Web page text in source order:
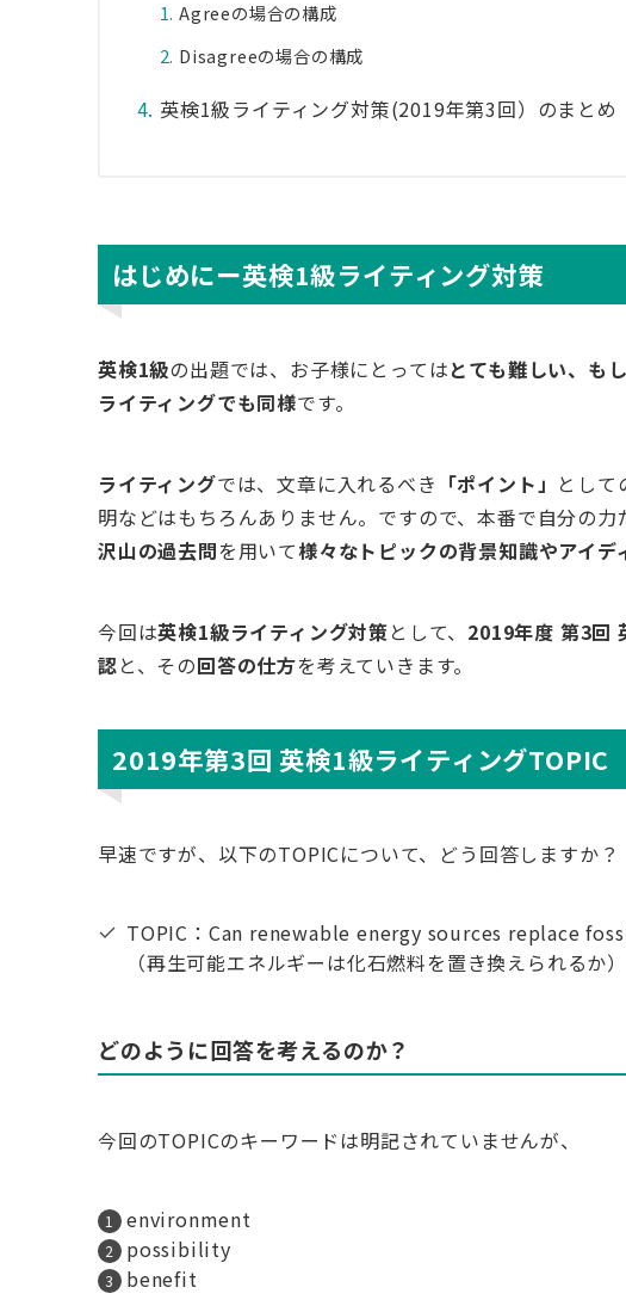
Agreeの場合の構成
Disagreeの場合の構成
英検1級ライティング対策(2019年第3回）のまとめ
はじめにー英検1級ライティング対策
英検1級の出題では、お子様にとってはとても難しい、も
ライティングでも同様です。
ライティングでは、文章に入れるべき 「ポイント」 として
明などはもちろんありません。ですので、本番で自分の
沢山の過去問を用いて様々なトピックの背景知識やアイデ
今回は英検1級ライティング対策として、 2019年度 第3回
認と、その回答の仕方を考えていきます。
2019年第3回 英検1級ライティングTOPIC
早速ですが、以下のTOPICについて、どう回答しますか？
TOPIC：Can renewable energy sources replace
（再生可能エネルギーは化石燃料を置き換えられるか）
どのように回答を考えるのか？
今回のTOPICのキーワードは明記されていませんが、
environment
possibility
benefit